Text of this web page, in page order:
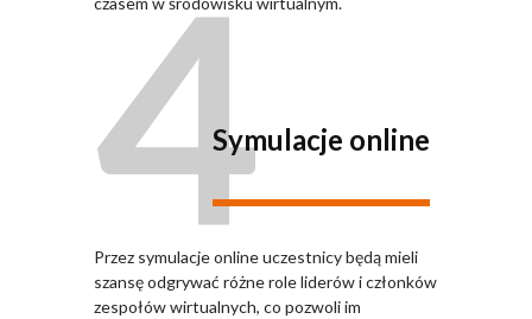
4Symulacje online
Przez symulacje online uczestnicy będą mieli
szansę odgrywać różne role liderów i członków
zespołów wirtualnych, co pozwoli im